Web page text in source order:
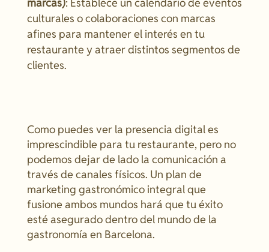
culturales o colaboraciones con marcas
afines para mantener el interés en tu
restaurante y atraer distintos segmentos de
clientes.
Como puedes ver la presencia digital es
imprescindible para tu restaurante, pero no
podemos dejar de lado la comunicación a
través de canales físicos. Un plan de
marketing gastronómico integral que
fusione ambos mundos hará que tu éxito
esté asegurado dentro del mundo de la
gastronomía en Barcelona.